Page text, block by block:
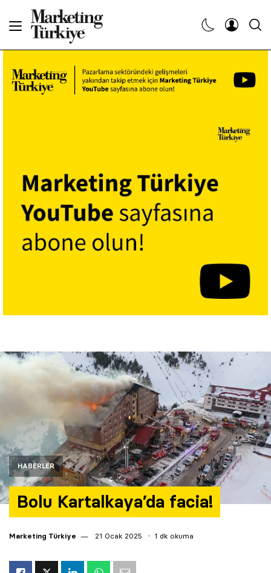
HABERLER
Bolu Kartalkaya’da facia!
Marketing Türkiye 21 Ocak 2025 1 dk okuma
Haberler
Etkinlikler
Söyleşiler
Kariyer
Araştırma